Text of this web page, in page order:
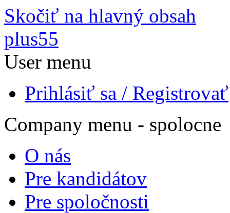
Skočiť na hlavný obsah
plus55
User menu
Prihlásiť sa / Registrovať
Company menu - spolocne
O nás
Pre kandidátov
Pre spoločnosti